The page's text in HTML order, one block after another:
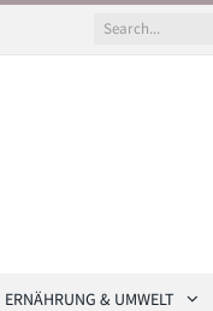
ERNÄHRUNG & UMWELT